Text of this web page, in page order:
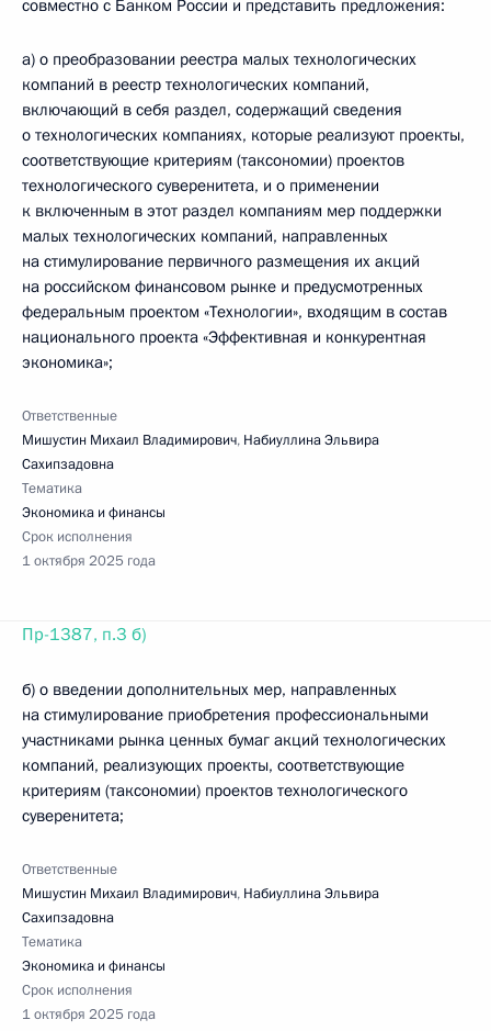
совместно с Банком России и представить предложения:
а) о преобразовании реестра малых технологических
компаний в реестр технологических компаний,
включающий в себя раздел, содержащий сведения
о технологических компаниях, которые реализуют проекты,
соответствующие критериям (таксономии) проектов
технологического суверенитета, и о применении
к включенным в этот раздел компаниям мер поддержки
малых технологических компаний, направленных
на стимулирование первичного размещения их акций
на российском финансовом рынке и предусмотренных
федеральным проектом «Технологии», входящим в состав
национального проекта «Эффективная и конкурентная
экономика»;
Ответственные
Мишустин Михаил Владимирович, Набиуллина Эльвира
Сахипзадовна
Тематика
Экономика и финансы
Срок исполнения
1 октября 2025 года
Пр-1387, п.3 б)
б) о введении дополнительных мер, направленных
на стимулирование приобретения профессиональными
участниками рынка ценных бумаг акций технологических
компаний, реализующих проекты, соответствующие
критериям (таксономии) проектов технологического
суверенитета;
Ответственные
Мишустин Михаил Владимирович, Набиуллина Эльвира
Сахипзадовна
Тематика
Экономика и финансы
Срок исполнения
1 октября 2025 года